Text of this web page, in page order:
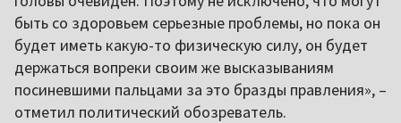
быть со здоровьем серьезные проблемы, но пока он
будет иметь какую-то физическую силу, он будет
держаться вопреки своим же высказываниям
посиневшими пальцами за это бразды правления», –
отметил политический обозреватель.